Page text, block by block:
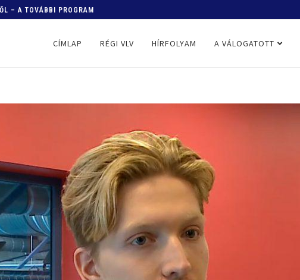
– A TOVÁBBI PROGRAM
CÍMLAP RÉGI VLV HÍRFOLYAM A VÁLOGATOTT